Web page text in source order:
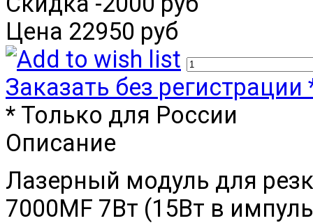
Цена 22950 руб
Заказать без регистрации
* Только для России
Описание
Лазерный модуль для
7000MF 7Вт (15Вт в